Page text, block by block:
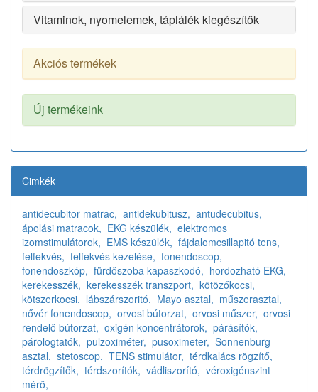
Vitaminok, nyomelemek, táplálék kiegészítők
Akciós termékek
Új termékeink
Cimkék
antidecubitor matrac, antidekubitusz, antudecubitus,
ápolási matracok, EKG készülék, elektromos
izomstimulátorok, EMS készülék, fájdalomcsillapitó tens,
felfekvés, felfekvés kezelése, fonendoscop,
fonendoszkóp, fürdőszoba kapaszkodó, hordozható EKG,
kerekesszék, kerekesszék transzport, kötözőkocsi,
kötszerkocsi, lábszárszoritó, Mayo asztal, műszerasztal,
nővér fonendoscop, orvosi bútorzat, orvosi műszer, orvosi
rendelő bútorzat, oxigén koncentrátorok, párásítók,
párologtatók, pulzoximéter, pusoximeter, Sonnenburg
asztal, stetoscop, TENS stimulátor, térdkalács rögzítő,
térdrögzítők, térdszorítók, vádliszorító, véroxigénszint
mérő,